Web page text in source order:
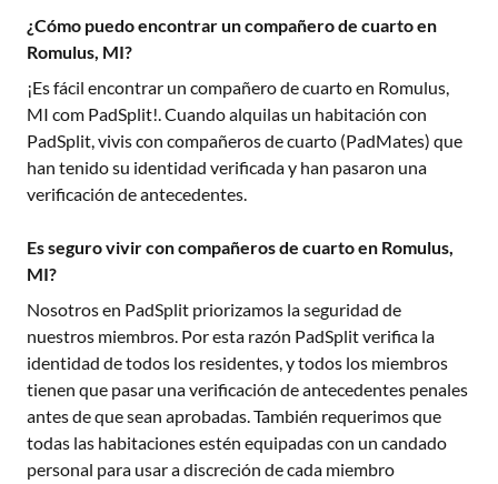
¿Cómo puedo encontrar un compañero de cuarto en
Romulus, MI?
¡Es fácil encontrar un compañero de cuarto en Romulus,
MI com PadSplit!. Cuando alquilas un habitación con
PadSplit, vivis con compañeros de cuarto (PadMates) que
han tenido su identidad verificada y han pasaron una
verificación de antecedentes.
Es seguro vivir con compañeros de cuarto en Romulus,
MI?
Nosotros en PadSplit priorizamos la seguridad de
nuestros miembros. Por esta razón PadSplit verifica la
identidad de todos los residentes, y todos los miembros
tienen que pasar una verificación de antecedentes penales
antes de que sean aprobadas. También requerimos que
todas las habitaciones estén equipadas con un candado
personal para usar a discreción de cada miembro